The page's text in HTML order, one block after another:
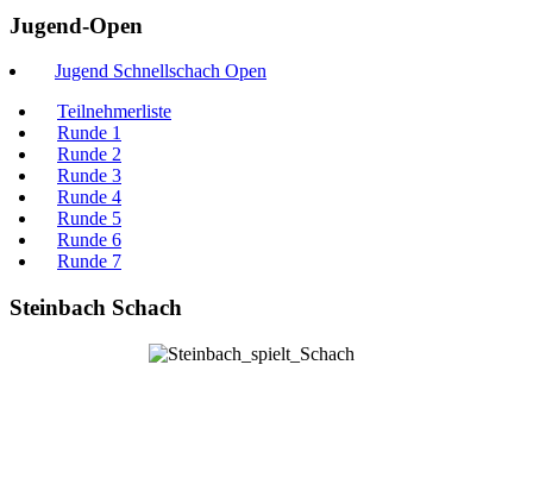
Jugend-Open
Jugend Schnellschach Open
Teilnehmerliste
Runde 1
Runde 2
Runde 3
Runde 4
Runde 5
Runde 6
Runde 7
Steinbach Schach